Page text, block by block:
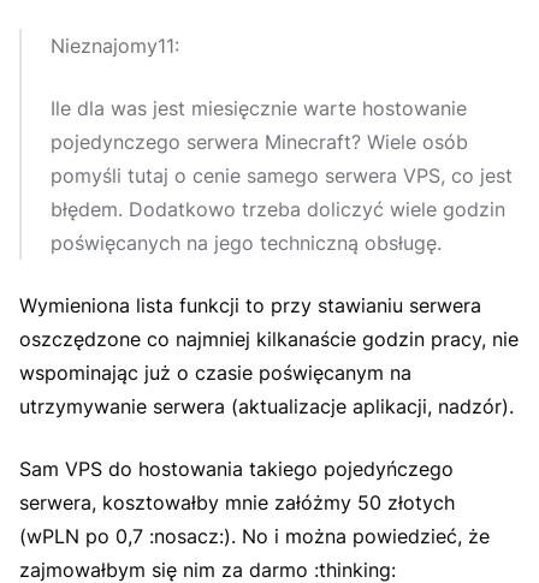
Nieznajomy11:
Ile dla was jest miesięcznie warte hostowanie
pojedynczego serwera Minecraft? Wiele osób
pomyśli tutaj o cenie samego serwera VPS, co jest
błędem. Dodatkowo trzeba doliczyć wiele godzin
poświęcanych na jego techniczną obsługę.
Wymieniona lista funkcji to przy stawianiu serwera
oszczędzone co najmniej kilkanaście godzin pracy, nie
wspominając już o czasie poświęcanym na
utrzymywanie serwera (aktualizacje aplikacji, nadzór).
Sam VPS do hostowania takiego pojedyńczego
serwera, kosztowałby mnie załóżmy 50 złotych
(wPLN po 0,7 :nosacz:). No i można powiedzieć, że
zajmowałbym się nim za darmo :thinking: